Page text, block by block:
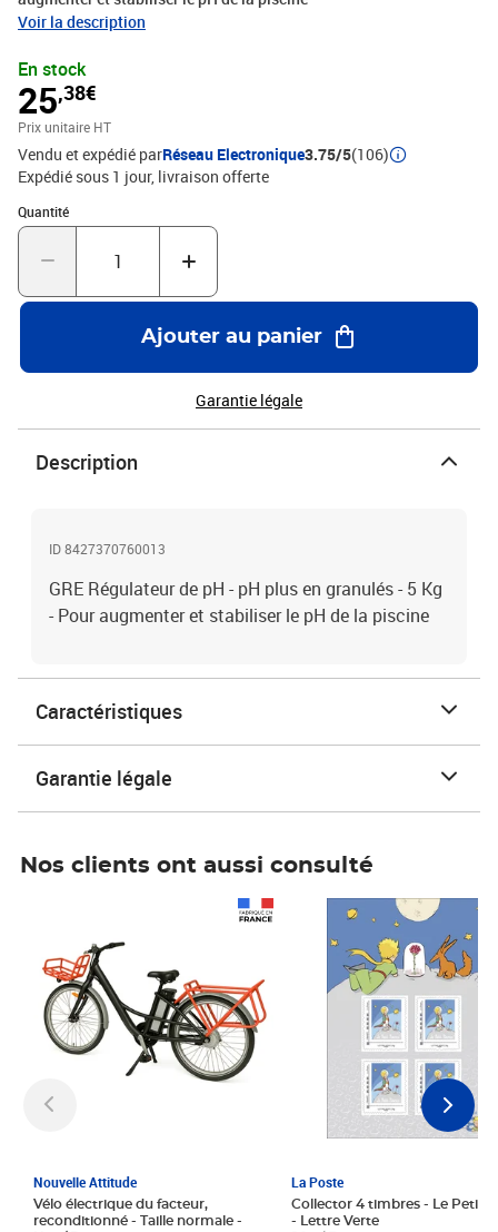
Voir la description
En stock
25,38€
Prix unitaire HT
Vendu et expédié parRéseau Electronique3.75/5(106)
Expédié sous 1 jour livraison offerte
Quantité
Quantité : 1
Ajouter au panier
Garantie légale
Description
ID 8427370760013
GRE Régulateur de pH - pH plus en granulés - 5 Kg
- Pour augmenter et stabiliser le pH de la piscine
Caractéristiques
Garantie légale
Nos clients ont aussi consulté
Nouvelle Attitude
Vélo électrique du facteur,
reconditionné - Taille normale -
La Poste
Collector 4 timbres - Le Petit
- Lettre Verte
Prix 6,25€ HT